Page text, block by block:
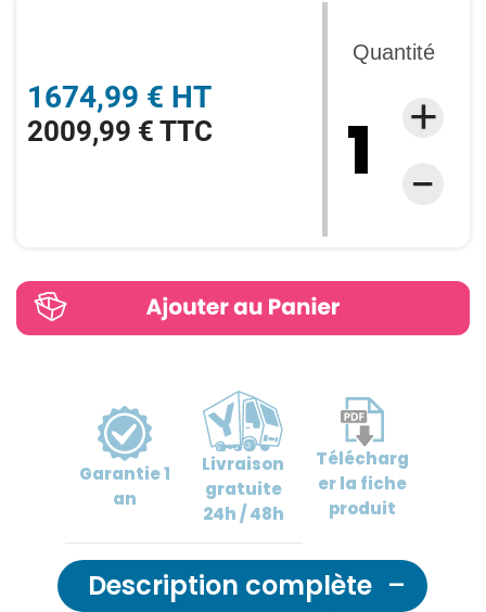
1674,99 € HT
2009,99 € TTC
Quantité
Garantie1
an
Livraison
gratuite
24h / 48h
Télécharg
erla fiche
produit
Description complète